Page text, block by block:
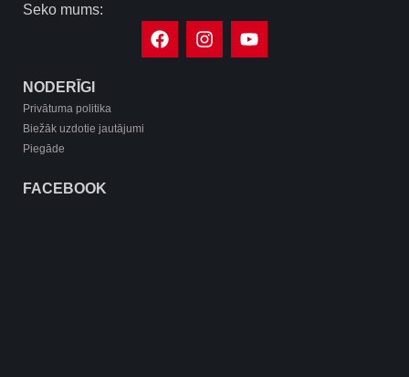
Seko mums:
NODERĪGI
Privātuma politika
Biežāk uzdotie jautājumi
Piegāde
FACEBOOK